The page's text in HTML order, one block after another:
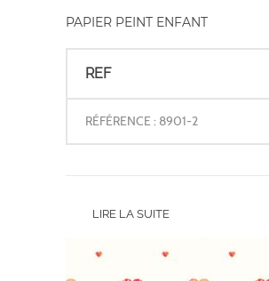
PAPIER PEINT ENFANT
REF
RÉFÉRENCE : 8901-2
LIRE LA SUITE